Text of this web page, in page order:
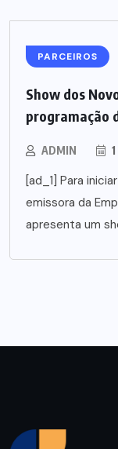
PARCEIROS
Show dos
programação
ADMIN
[ad_1] Para
emissora da
apresenta um